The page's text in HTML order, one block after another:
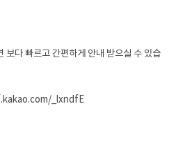
보다 빠르고 간편하게 안내 받으실 수 있습
_lxndfE